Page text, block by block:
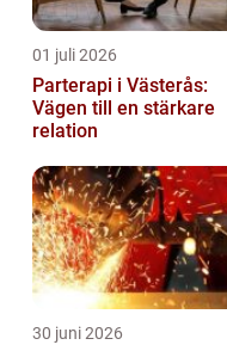
01 juli 2026
Parterapi i Västerås:
Vägen till en stärkare
relation
30 juni 2026